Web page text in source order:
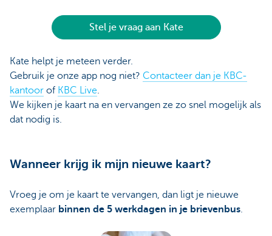
Stel je vraag aan Kate
Kate helpt je meteen verder.
Gebruik je onze app nog niet? Contacteer dan je KBC-
kantoor of KBC Live.
We kijken je kaart na en vervangen ze zo snel mogelijk als
dat nodig is.
Wanneer krijg ik mijn nieuwe kaart?
Vroeg je om je kaart te vervangen, dan ligt je nieuwe
exemplaar binnen de 5 werkdagen in je brievenbus.